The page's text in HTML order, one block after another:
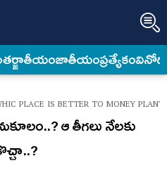
జాతీయంప్రత్యేకం
PLACE IS BETTER TO MONEY
ఆ తీగ‌లు నేల‌కు